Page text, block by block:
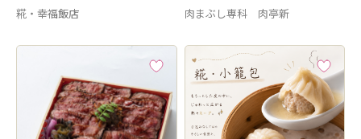
糀・幸福飯店 肉まぶし専科 肉亭新